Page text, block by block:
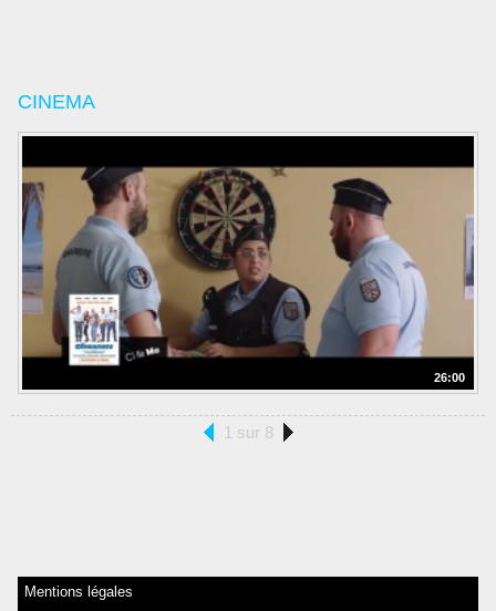
CINEMA
26:00
1 sur 8
Mentions légales